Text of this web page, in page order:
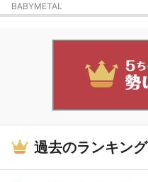
BABYMETAL
過去のランキング